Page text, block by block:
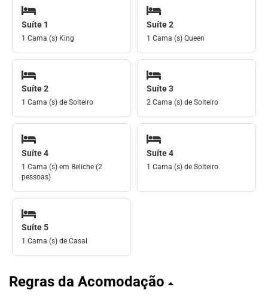
Suíte 1
1 Cama (s) King
Suíte 2
1 Cama (s) Queen
Suíte 2
1 Cama (s) de Solteiro
Suíte 3
2 Cama (s) de Solteiro
Suíte 4
1 Cama (s) em Beliche (2
pessoas)
Suíte 4
1 Cama (s) de Solteiro
Suíte 5
1 Cama (s) de Casal
Regras da Acomodação